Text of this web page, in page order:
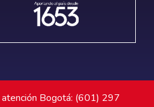
atención Bogotá: (601) 297